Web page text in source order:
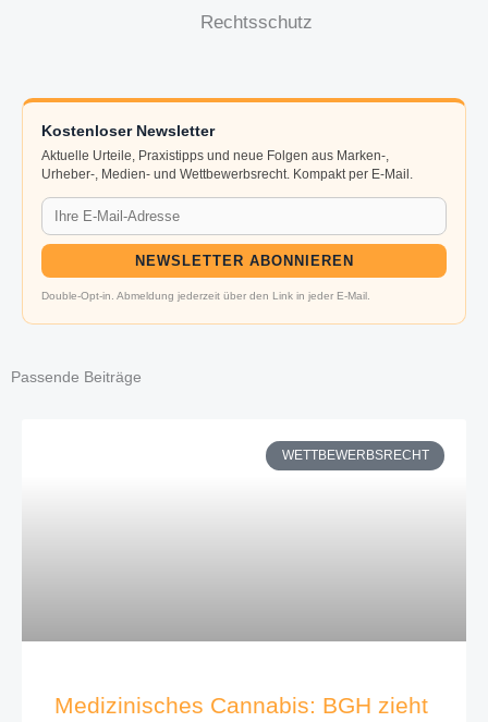
Rechtsschutz
Kostenloser Newsletter
Aktuelle Urteile, Praxistipps und neue Folgen aus Marken-,
Urheber-, Medien- und Wettbewerbsrecht. Kompakt per E-Mail.
NEWSLETTER ABONNIEREN
Double-Opt-in. Abmeldung jederzeit über den Link in jeder E-Mail.
Passende Beiträge
WETTBEWERBSRECHT
Medizinisches Cannabis: BGH zieht